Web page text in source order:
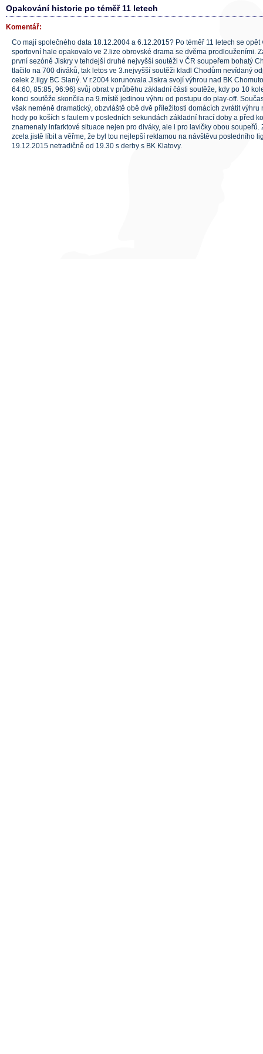
Opakování historie po téměř 11 letech
Komentář:
Co mají společného data 18.12.2004 a 6.12.2015? Po téměř 11 letech se opět
sportovní hale opakovalo ve 2.lize obrovské drama se dvěma prodlouženími.
první sezóně Jiskry v tehdejší druhé nejvyšší soutěži v ČR soupeřem bohatý
tlačilo na 700 diváků, tak letos ve 3.nejvyšší soutěži kladl Chodům nevídaný
celek 2.ligy BC Slaný. V r.2004 korunovala Jiskra svojí výhrou nad BK
64:60, 85:85, 96:96) svůj obrat v průběhu základní části soutěže, kdy po 10
konci soutěže skončila na 9.místě jedinou výhru od postupu do play-off.
však neméně dramatický, obzvláště obě dvě příležitosti domácích zvrátit výhru
hody po koších s faulem v posledních sekundách základní hrací doby a před
znamenaly infarktové situace nejen pro diváky, ale i pro lavičky obou soupeřů.
zcela jistě líbit a věřme, že byl tou nejlepší reklamou na návštěvu posledního
19.12.2015 netradičně od 19.30 s derby s BK Klatovy.